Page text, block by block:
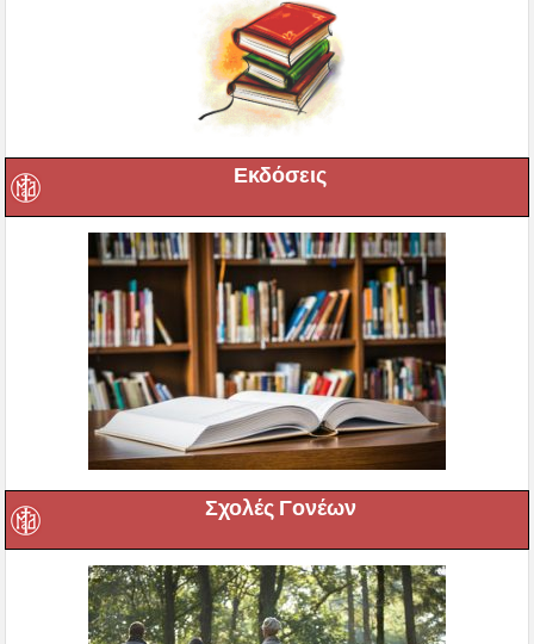
Εκδόσεις
Σχολές Γονέων